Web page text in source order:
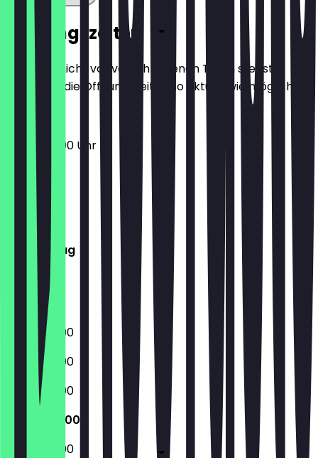
Öffnungszeiten
Damit du nicht vor verschlossenen Türen stehst,
halten wir die Öffnungszeiten so aktuell wie möglich.
05:30 - 19:00 Uhr
Montag
Dienstag
Mittwoch
Donnerstag
Freitag
Samstag
Sonntag
05:30 - 19:00
05:30 - 19:00
05:30 - 19:00
05:30 - 19:00
05:30 - 19:00